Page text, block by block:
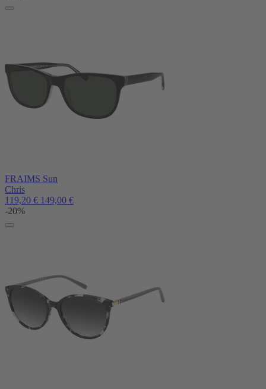
FRAIMS Sun
Chris
119,20 € 149,00 €
-20%